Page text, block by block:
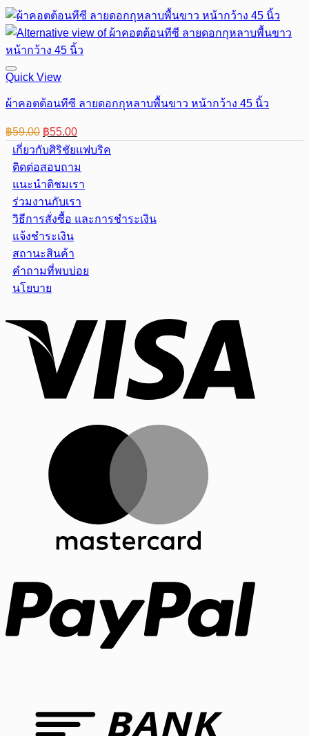
Quick View
ผ้าคอตต้อนทีซี ลายดอกกุหลาบพื้นขาว หน้ากว้าง 45 นิ้ว
฿59.00 Original
price
was:
฿59.00.
฿55.00Current
price
is:
฿55.00.
เกี่ยวกับศิริชัยแฟบริค
ติดต่อสอบถาม
แนะนำติชมเรา
ร่วมงานกับเรา
วิธีการสั่งซื้อ และการชำระเงิน
แจ้งชำระเงิน
สถานะสินค้า
คำถามที่พบบ่อย
นโยบาย